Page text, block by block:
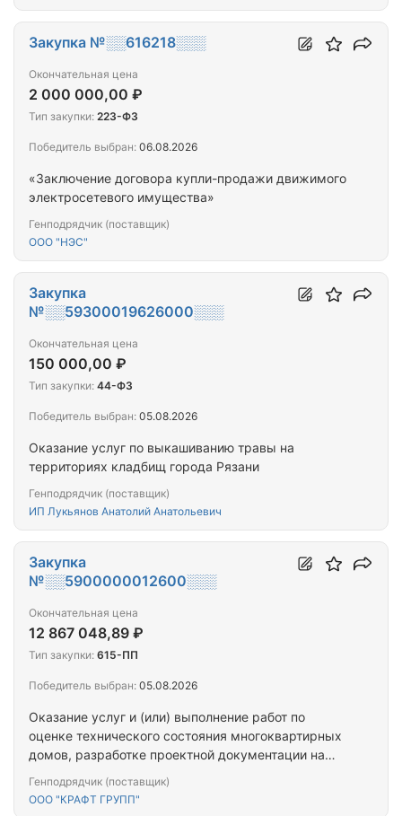
«Заключение договора купли-продажи движимого
электросетевого имущества»
Генподрядчик (поставщик)
ООО "НЭС"
Закупка №░░616218░░░
Окончательная цена
2 000 000,00 ₽
Тип закупки: 223-ФЗ
Победитель выбран: 06.08.2026
Оказание услуг по выкашиванию травы на
территориях кладбищ города Рязани
Генподрядчик (поставщик)
ИП Лукьянов Анатолий Анатольевич
Закупка
№░░59300019626000░░░
Окончательная цена
150 000,00 ₽
Тип закупки: 44-ФЗ
Победитель выбран: 05.08.2026
Оказание услуг и (или) выполнение работ по
оценке технического состояния многоквартирных
домов, разработке проектной документации на
имущества многоквартирных домов,
Генподрядчик (поставщик)
ООО "КРАФТ ГРУПП"
Закупка
№░░5900000012600░░░
Окончательная цена
12 867 048,89 ₽
Тип закупки: 615-ПП
Победитель выбран: 05.08.2026